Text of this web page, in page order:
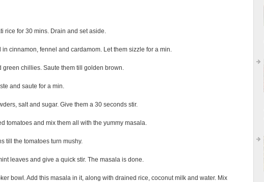
rice for 30 mins. Drain and set aside.
in cinnamon, fennel and cardamom. Let them sizzle for a min.
green chillies. Saute them till golden brown.
and saute for a min.
salt and sugar. Give them a 30 seconds stir.
tomatoes and mix them all with the yummy masala.
till the tomatoes turn mushy.
leaves and give a quick stir. The masala is done.
bowl. Add this masala in it, along with drained rice, coconut milk and water. Mix